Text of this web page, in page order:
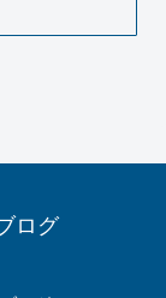
ログ